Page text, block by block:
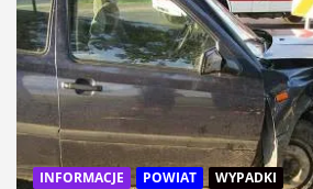
INFORMACJE POWIAT WYPADKI